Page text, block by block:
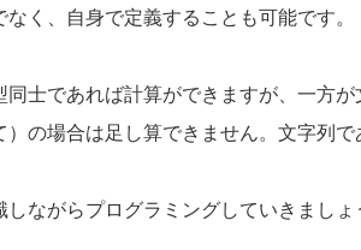
く、自身で定義することも可能です。
士であれば計算ができますが、一方
の場合は足し算できません。文字列
ながらプログラミングしていきましょ